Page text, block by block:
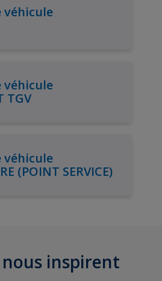
véhicule
véhicule
TGV
véhicule
(POINT SERVICE)
nous inspirent